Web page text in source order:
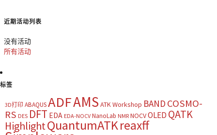
近期活动列表
没有活动
所有活动
标签
3D打印 ABAQUSADFAMS ATK Workshop BAND COSMO-
RS DES DFT EDA EDA-NOCV NanoLab NMR NOCVOLED QATK
HighlightQuantumATKreaxff